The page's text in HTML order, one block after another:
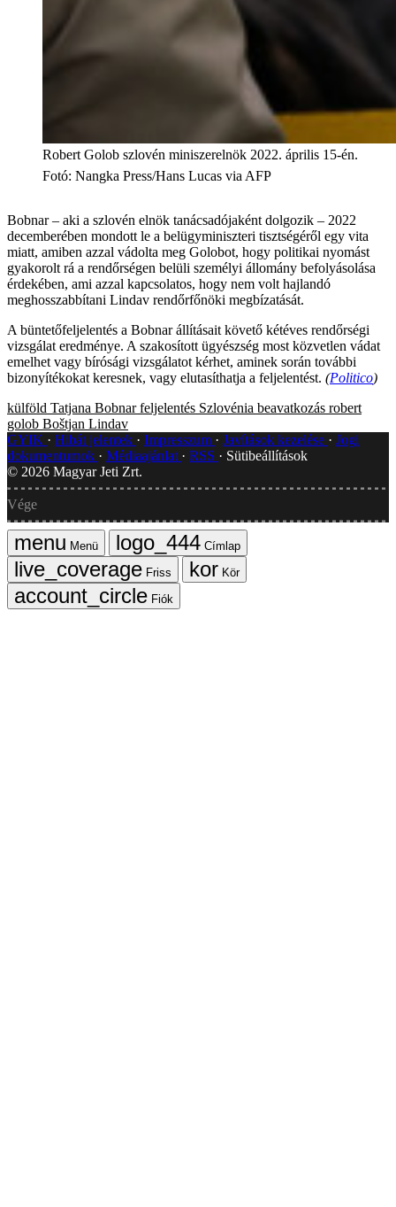
Robert Golob szlovén miniszerelnök 2022. április 15-én.
Fotó: Nangka Press/Hans Lucas via AFP
Bobnar – aki a szlovén elnök tanácsadójaként dolgozik – 2022
decemberében mondott le a belügyminiszteri tisztségéről egy vita
miatt, amiben azzal vádolta meg Golobot, hogy politikai nyomást
gyakorolt rá a rendőrségen belüli személyi állomány befolyásolása
érdekében, ami azzal kapcsolatos, hogy nem volt hajlandó
meghosszabbítani Lindav rendőrfőnöki megbízatását.
A büntetőfeljelentés a Bobnar állításait követő kétéves rendőrségi
vizsgálat eredménye. A szakosított ügyészség most közvetlen vádat
emelhet vagy bírósági vizsgálatot kérhet, aminek során további
bizonyítékokat keresnek, vagy elutasíthatja a feljelentést. (Politico)
külföld Tatjana Bobnar feljelentés Szlovénia beavatkozás robert
golob Boštjan Lindav
GYIK
Hibát jelentek Impresszum Javítások kezelése
Jogi
dokumentumok
Médiaajánlat RSS
Sütibeállítások
© 2026 Magyar Jeti Zrt.
Vége
Menü
Címlap
Friss
Kör
Fiók